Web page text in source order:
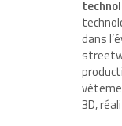
dans
3D,